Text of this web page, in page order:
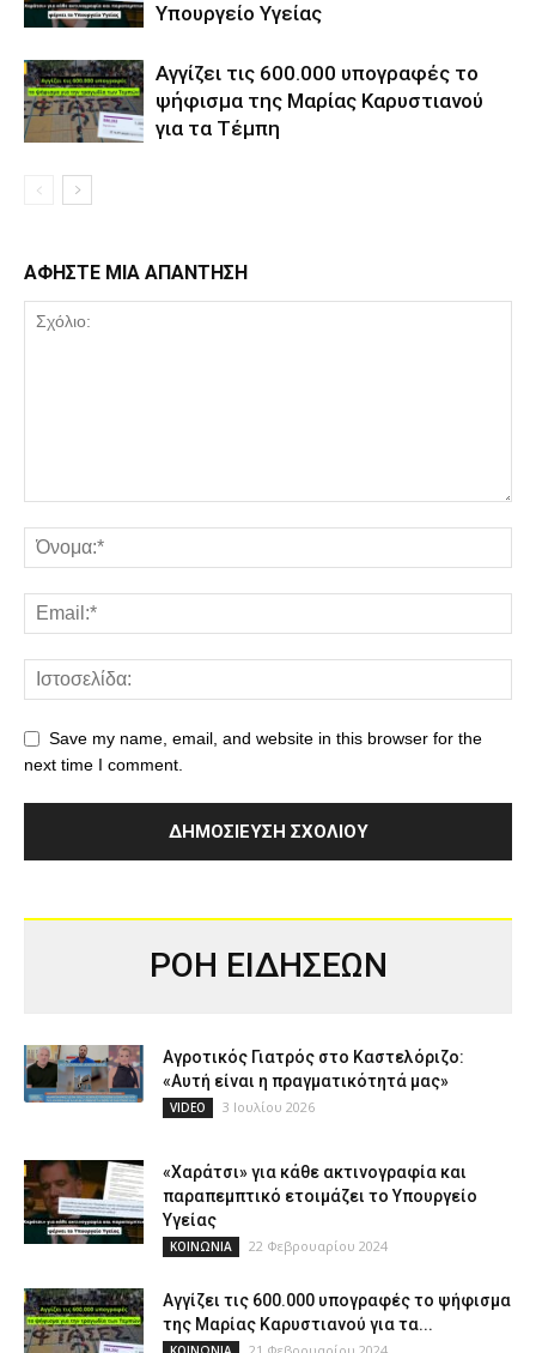
Υπουργείο Υγείας
Αγγίζει τις 600.000 υπογραφές το
ψήφισμα της Μαρίας Καρυστιανού
για τα Τέμπη
ΑΦΗΣΤΕ ΜΙΑ ΑΠΑΝΤΗΣΗ
Save my name, email, and website in this browser for the
next time I comment.
ΡΟΗ ΕΙΔΗΣΕΩΝ
Αγροτικός Γιατρός στο Καστελόριζο:
«Αυτή είναι η πραγματικότητά μας»
VIDEO 3 Ιουλίου 2026
«Χαράτσι» για κάθε ακτινογραφία και
παραπεμπτικό ετοιμάζει το Υπουργείο
Υγείας
ΚΟΙΝΩΝΙΑ 22 Φεβρουαρίου 2024
Αγγίζει τις 600.000 υπογραφές το ψήφισμα
της Μαρίας Καρυστιανού για τα...